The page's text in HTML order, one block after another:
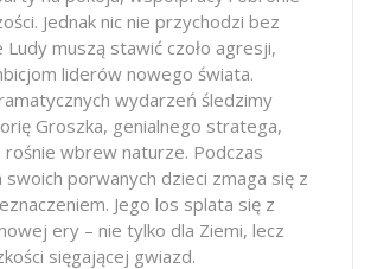
Jednak nic nie przychodzi bez
Ludy muszą stawić czoło agresji,
liderów nowego świata.
wydarzeń śledzimy
Groszka, genialnego stratega,
rośnie wbrew naturze. Podczas
swoich porwanych dzieci zmaga się z
Jego los splata się z
ery – nie tylko dla Ziemi, lecz
sięgającej gwiazd.